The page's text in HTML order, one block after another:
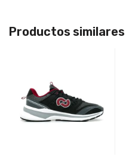
Productos similares